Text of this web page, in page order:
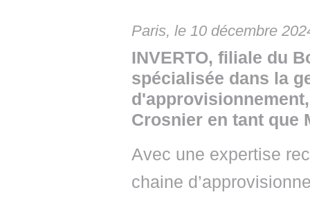
👉 PRENDRE LA PAROLE
👉 PLANNING EDITORIAL
•
•
👉
Paris, le 10 décembre
INVERTO, filiale du
spécialisée dans la
Crosnier en tant que
Avec une expertise
chaine